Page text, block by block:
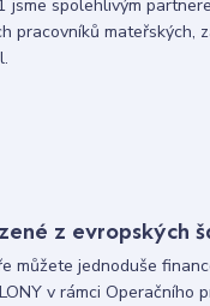
jsme spolehlivým
pracovníků mateřských,
z evropských
můžete jednoduše
v rámci Operačního